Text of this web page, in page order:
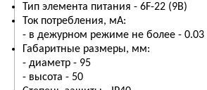
Тип элемента питания - 6F-22 (9В)
Ток потребления, мА:
- в дежурном режиме не более - 0.03
Габаритные размеры, мм:
- диаметр - 95
- высота - 50